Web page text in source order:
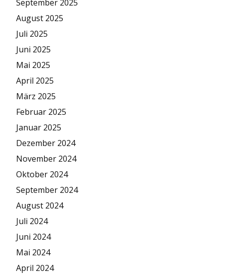
September 2025
August 2025
Juli 2025
Juni 2025
Mai 2025
April 2025
März 2025
Februar 2025
Januar 2025
Dezember 2024
November 2024
Oktober 2024
September 2024
August 2024
Juli 2024
Juni 2024
Mai 2024
April 2024